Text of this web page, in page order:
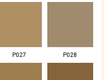
P027 P028